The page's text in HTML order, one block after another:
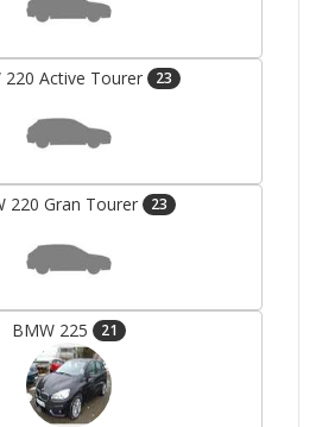
220 Active Tourer 23
220 Gran Tourer 23
BMW 225 21